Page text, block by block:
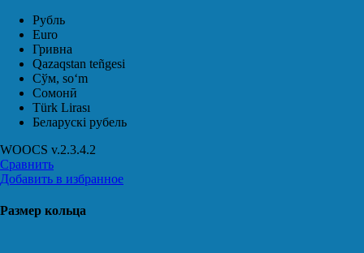
Рубль
Euro
Гривна
Qazaqstan teñgesi
Сўм, soʻm
Сомонӣ
Türk Lirası
Беларускі рубель
WOOCS v.2.3.4.2
Сравнить
Добавить в избранное
Размер кольца